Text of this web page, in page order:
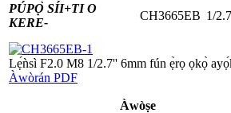
PÚPỌ̀ SÍI+TI O
KERE-
CH3665EB 1/
Lẹ́ǹsì F2.0 M8 1/2.7'' 6mm fún ẹ̀rọ ọkọ̀
Àwòrán PDF
Àwòṣe